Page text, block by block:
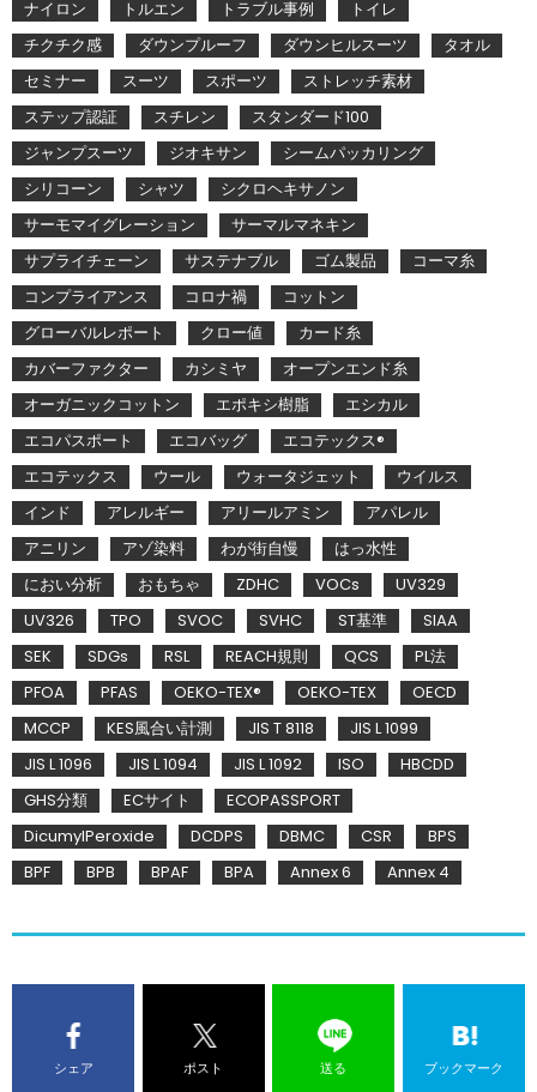
ナイロン トルエン トラブル事例
トイレ
チクチク感
ダウンプルーフ ダウンヒルスーツ
タオル
セミナー
スーツ スポーツ
ストレッチ素材
ステップ認証
スチレン
スタンダード100
ジャンプスーツ
ジオキサン
シームパッカリング
シリコーン
シャツ
シクロヘキサノン
サーモマイグレーション
サーマルマネキン
サプライチェーン
サステナブル ゴム製品
コーマ糸
コンプライアンス
コロナ禍
コットン
グローバルレポート
クロー値
カード糸
カバーファクター
カシミヤ
オープンエンド糸
オーガニックコットン
エポキシ樹脂
エシカル
エコパスポート
エコバッグ
エコテックス®
エコテックス
ウール ウォータジェット
ウイルス
インド
アレルギー アリールアミン
アパレル
アニリン
アゾ染料 わが街自慢
はっ水性
におい分析
おもちゃ ZDHC VOCs
UV329
UV326
TPO SVOC SVHC ST基準
SIAA
SEK
SDGs RSL REACH規則 QCS
PL法
PFOA
PFAS OEKO-TEX® OEKO-TEX
OECD
MCCP
KES風合い計測 JIS T 8118
JIS L 1099
JIS L 1096
JIS L 1094 JIS L 1092 ISO
HBCDD
GHS分類
ECサイト
ECOPASSPORT
DicumylPeroxide
DCDPS DBMC CSR
BPS
BPF
BPB BPAF BPA Annex 6 Annex 4
シェア ポスト 送る ブックマーク